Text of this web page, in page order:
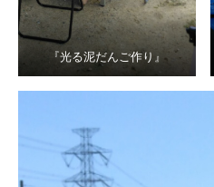
『光る泥だんご作り』